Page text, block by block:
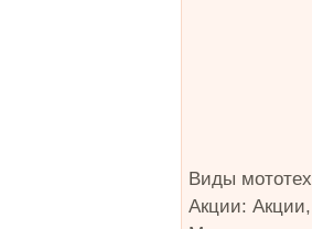
Виды
Акции: Акции,